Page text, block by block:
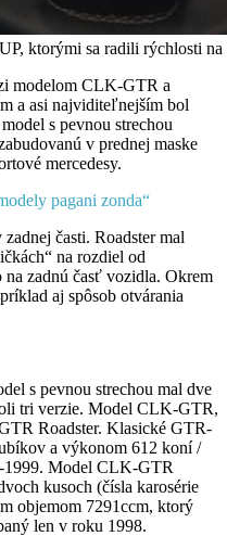
ktorými sa radili rýchlosti
modelom CLK-GTR a
a asi najviditeľnejším bol
s pevnou strechou
v prednej maske
mercedesy.
pagani zonda“
časti. Roadster mal
na rozdiel od
zadnú časť vozidla. Okrem
aj spôsob otvárania
s pevnou strechou mal dve
tri verzie. Model CLK-GTR,
Roadster. Klasické GTR-
a výkonom 612 koní /
1999. Model CLK-GTR
kusoch (čísla karosérie
objemom 7291ccm, ktorý
len v roku 1998.